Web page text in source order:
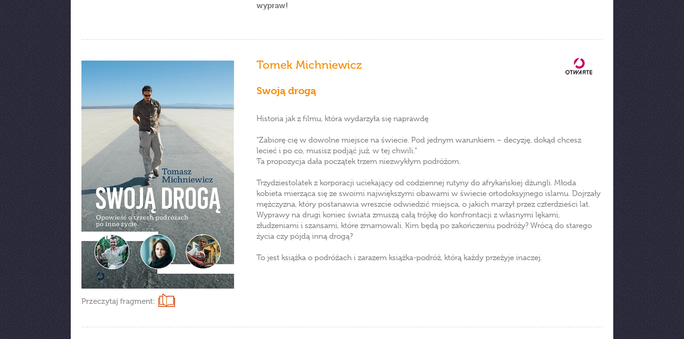
wypraw!
Przeczytaj fragment:
Tomek Michniewicz
Swoją drogą
Historia jak z filmu, która wydarzyła się naprawdę
"Zabiorę cię w dowolne miejsce na świecie. Pod jednym warunkiem – decyzję, dokąd chcesz
lecieć i po co, musisz podjąć już, w tej chwili."
Ta propozycja dała początek trzem niezwykłym podróżom.
Trzydziestolatek z korporacji uciekający od codziennej rutyny do afrykańskiej dżungli. Młoda
kobieta mierząca się ze swoimi największymi obawami w świecie ortodoksyjnego islamu. Dojrzały
mężczyzna, który postanawia wreszcie odwiedzić miejsca, o jakich marzył przez czterdzieści lat.
Wyprawy na drugi koniec świata zmuszą całą trójkę do konfrontacji z własnymi lękami,
złudzeniami i szansami, które zmarnowali. Kim będą po zakończeniu podróży? Wrócą do starego
życia czy pójdą inną drogą?
To jest książka o podróżach i zarazem książka-podróż, którą każdy przeżyje inaczej.